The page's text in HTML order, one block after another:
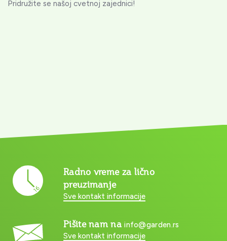
Pridružite se našoj cvetnoj zajednici!
Radno vreme za lično
preuzimanje
Sve kontakt informacije
Pišite nam nainfo@garden.rs
Sve kontakt informacije